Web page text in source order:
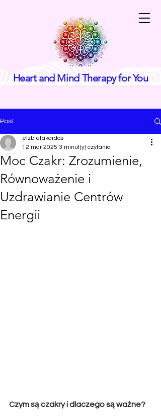
Heart and Mind Therapy for You
Post
Moc Czakr: Zrozumienie,
Równoważenie i
Uzdrawianie Centrów
Energii
elzbietakardas
12 mar 2025 3 minut(y) czytania
Czym są czakry i dlaczego są ważne?